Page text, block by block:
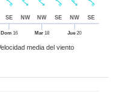
media del viento
Dom16 Mar18 Jue 20
SE NW NW SE NW SE